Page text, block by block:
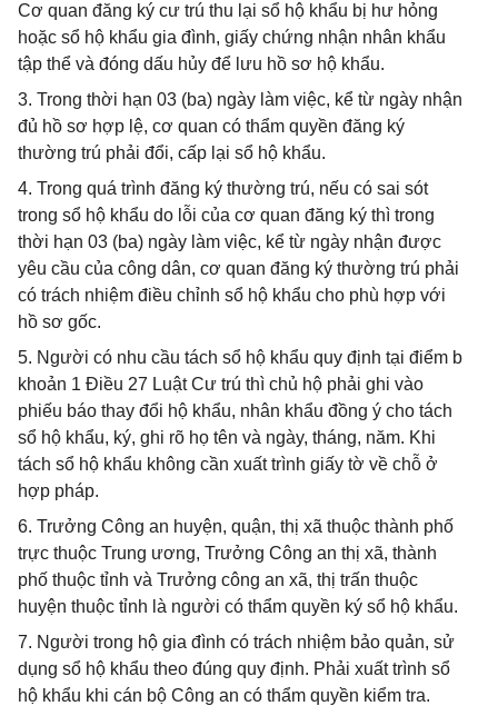
Cơ quan đăng ký cư trú thu lại sổ hộ khẩu bị hư hỏng
hoặc sổ hộ khẩu gia đình, giấy chứng nhận nhân khẩu
tập thể và đóng dấu hủy để lưu hồ sơ hộ khẩu.
3. Trong thời hạn 03 (ba) ngày làm việc, kể từ ngày nhận
đủ hồ sơ hợp lệ, cơ quan có thẩm quyền đăng ký
thường trú phải đổi, cấp lại sổ hộ khẩu.
4. Trong quá trình đăng ký thường trú, nếu có sai sót
trong sổ hộ khẩu do lỗi của cơ quan đăng ký thì trong
thời hạn 03 (ba) ngày làm việc, kể từ ngày nhận được
yêu cầu của công dân, cơ quan đăng ký thường trú phải
có trách nhiệm điều chỉnh sổ hộ khẩu cho phù hợp với
hồ sơ gốc.
5. Người có nhu cầu tách sổ hộ khẩu quy định tại điểm b
khoản 1 Điều 27 Luật Cư trú thì chủ hộ phải ghi vào
phiếu báo thay đổi hộ khẩu, nhân khẩu đồng ý cho tách
sổ hộ khẩu, ký, ghi rõ họ tên và ngày, tháng, năm. Khi
tách sổ hộ khẩu không cần xuất trình giấy tờ về chỗ ở
hợp pháp.
6. Trưởng Công an huyện, quận, thị xã thuộc thành phố
trực thuộc Trung ương, Trưởng Công an thị xã, thành
phố thuộc tỉnh và Trưởng công an xã, thị trấn thuộc
huyện thuộc tỉnh là người có thẩm quyền ký sổ hộ khẩu.
7. Người trong hộ gia đình có trách nhiệm bảo quản, sử
dụng sổ hộ khẩu theo đúng quy định. Phải xuất trình sổ
hộ khẩu khi cán bộ Công an có thẩm quyền kiểm tra.